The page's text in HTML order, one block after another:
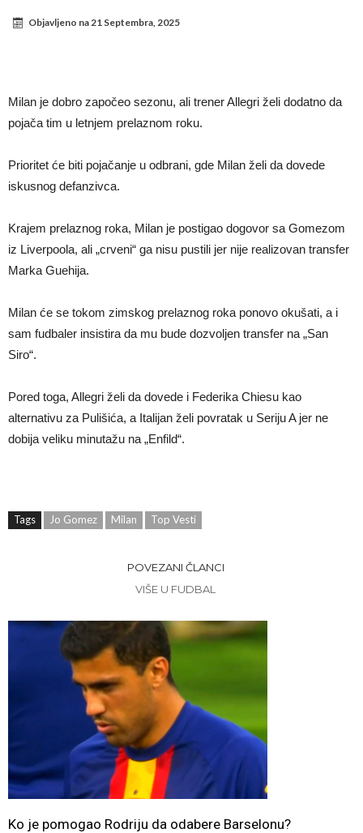
milion evra
Atletiko Madrid povlači (ne)očekivan potez!
Objavljeno na21 Septembra, 2025
Milan je dobro započeo sezonu, ali trener Allegri želi dodatno da
pojača tim u letnjem prelaznom roku.
Prioritet će biti pojačanje u odbrani, gde Milan želi da dovede
iskusnog defanzivca.
Krajem prelaznog roka, Milan je postigao dogovor sa Gomezom
iz Liverpoola, ali „crveni“ ga nisu pustili jer nije realizovan transfer
Marka Guehija.
Milan će se tokom zimskog prelaznog roka ponovo okušati, a i
sam fudbaler insistira da mu bude dozvoljen transfer na „San
Siro“.
Pored toga, Allegri želi da dovede i Federika Chiesu kao
alternativu za Pulišića, a Italijan želi povratak u Seriju A jer ne
dobija veliku minutažu na „Enfild“.
Tags Jo Gomez Milan Top Vesti
POVEZANI ČLANCI
VIŠE U FUDBAL
Ko je pomogao Rodriju da odabere Barselonu?